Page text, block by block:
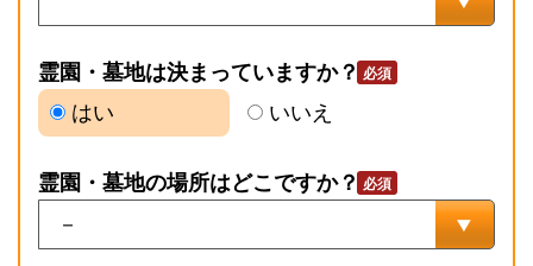
霊園・墓地は決まっていますか？
はい
いいえ
霊園・墓地の場所はどこですか？